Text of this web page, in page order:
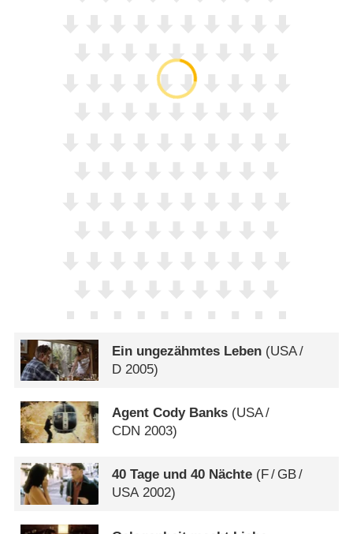
Ein ungezähmtes Leben (USA/
D 2005)
Agent Cody Banks (USA/
CDN 2003)
40 Tage und 40 Nächte (F/ GB/
USA2002)